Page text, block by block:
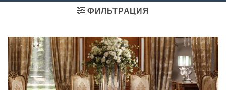
ФИЛЬТРАЦИЯ